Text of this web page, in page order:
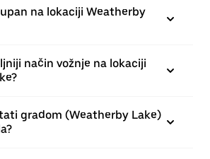
na lokaciji Weatherby
način vožnje na lokaciji
gradom (Weatherby Lake)